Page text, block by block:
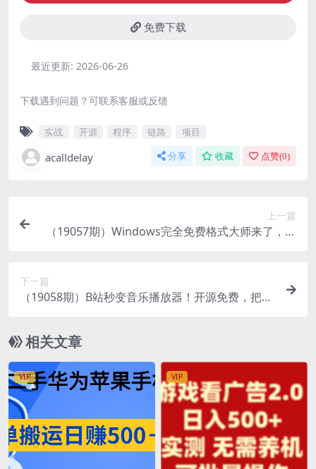
免费下载
最近更新: 2026-06-26
下载遇到问题？可联系客服或反馈
实战 开源 程序 链路 项目
acalldelay 分享 收藏 点赞(0)
上一篇
（19057期）Windows完全免费格式大师来了，音
下一篇
（19058期）B站秒变音乐播放器！开源免费，把B
库，BiliMusic
相关文章
VIP VIP